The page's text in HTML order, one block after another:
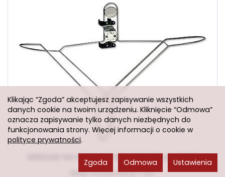
WIESZAK NA KOŁO RATUNKOWE 60cm 21420
Sklep stacjonarny: 1 szt.
Klikając “Zgoda” akceptujesz zapisywanie wszystkich
danych cookie na twoim urządzeniu. Kliknięcie “Odmowa”
oznacza zapisywanie tylko danych niezbędnych do
funkcjonowania strony. Więcej informacji o cookie w
polityce prywatności.
Ustawienia
Odmowa
Zgoda